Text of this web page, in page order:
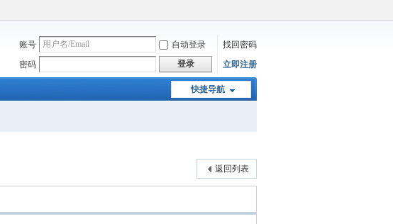
账号 自动登录
找回密码
密码
登录 立即注册
快捷导航
返回列表